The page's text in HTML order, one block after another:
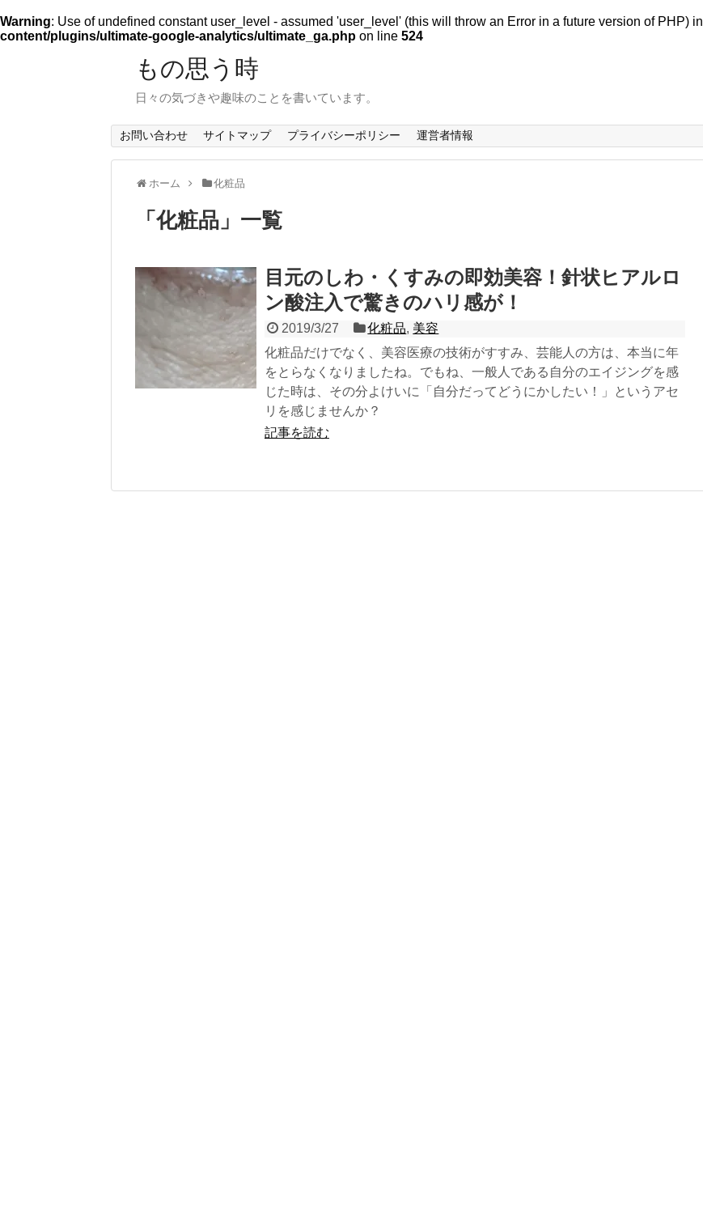
Warning: Use of undefined constant user_level - assumed 'user_level' (this will throw an Error in a future version of PHP) in
content/plugins/ultimate-google-analytics/ultimate_ga.php on line 524
もの思う時
日々の気づきや趣味のことを書いています。
お問い合わせ サイトマップ プライバシーポリシー 運営者情報
ホーム 化粧品
「 化粧品 」 一覧
目元のしわ・くすみの即効美容！針状ヒアルロ
ン酸注入で驚きのハリ感が！
2019/3/27 化粧品, 美容
化粧品だけでなく、美容医療の技術がすすみ、芸能人の方は、本当に年
をとらなくなりましたね。でもね、一般人である自分のエイジングを感
じた時は、その分よけいに「自分だってどうにかしたい！」というアセ
リを感じませんか？
記事を読む